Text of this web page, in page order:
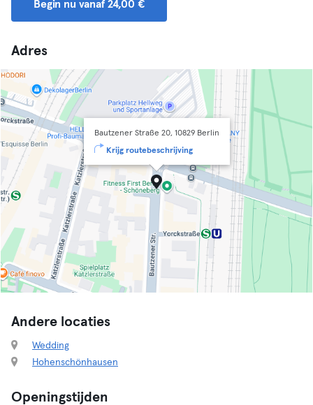
Begin nu vanaf 24,00 €
Adres
Bautzener Straße 20, 10829 Berlin
Krijg routebeschrijving
Andere locaties
Wedding
Hohenschönhausen
Openingstijden